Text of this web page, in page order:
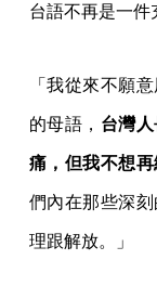
台語不再是一件
「我從來不願
的母語， 台灣
痛，但我不想
們內在那些深
理跟解放。」